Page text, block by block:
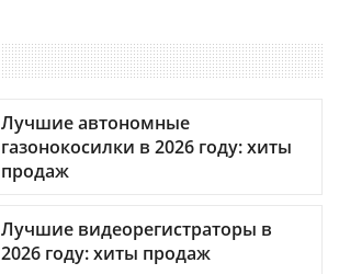
Лучшие автономные
газонокосилки в 2026 году: хиты
продаж
Лучшие видеорегистраторы в
2026 году: хиты продаж